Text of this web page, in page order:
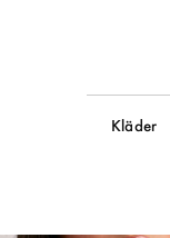
Kläder